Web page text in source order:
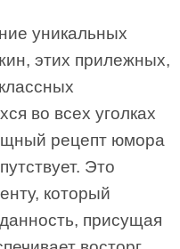
уникальных
этих прилежных,
во всех уголках
рецепт юмора
Это
который
присущая